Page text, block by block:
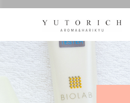
鍼灸とアロマの効果
メニュー